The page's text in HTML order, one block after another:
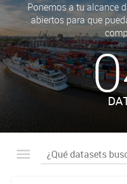
Ponemos a tu alcance
abiertos para que